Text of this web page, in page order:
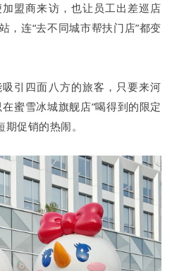
盟商来访，也让员工出差巡店
，连“去不同城市帮扶门店”都变
引四面八方的旅客，只要来河
蜜雪冰城旗舰店”喝得到的限定
促销的热闹。